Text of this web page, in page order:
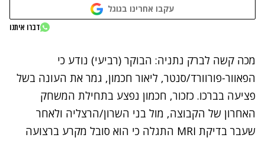
עקבו אחרינו בגוגל
דברו איתנו
נתקלנו בבעיה
נסה שוב
מכה קשה לברק נתניה: הבוקר (רביעי) נודע כי
הפאוור-פורוורד/סנטר, ליאור חכמון, גמר את העונה בשל
פציעה בברכו. כזכור, חכמון נפצע בתחילת המשחק
האחרון של הקבוצה, מול בני השרון/הרצליה ולאחר
שעבר בדיקת MRI התגלה כי הוא סובל מקרע ברצועה